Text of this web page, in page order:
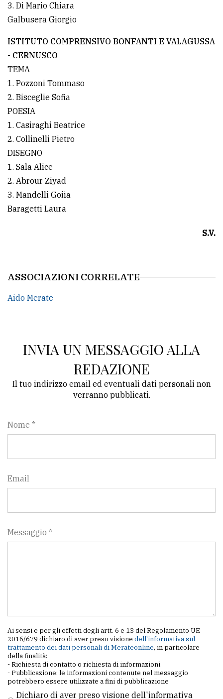
3. Di Mario Chiara
Galbusera Giorgio
ISTITUTO COMPRENSIVO BONFANTI E VALAGUSSA
- CERNUSCO
TEMA
1. Pozzoni Tommaso
2. Bisceglie Sofia
POESIA
1. Casiraghi Beatrice
2. Collinelli Pietro
DISEGNO
1. Sala Alice
2. Abrour Ziyad
3. Mandelli Goiia
Baragetti Laura
S.V.
ASSOCIAZIONI CORRELATE
Aido Merate
INVIA UN MESSAGGIO ALLA
REDAZIONE
Il tuo indirizzo email ed eventuali dati personali non
verranno pubblicati.
Nome *
Email
Messaggio *
Ai sensi e per gli effetti degli artt. 6 e 13 del Regolamento UE
2016/679 dichiaro di aver preso visione dell'informativa sul
trattamento dei dati personali di Merateonline, in particolare
della finalità:
- Richiesta di contatto o richiesta di informazioni
- Pubblicazione: le informazioni contenute nel messaggio
potrebbero essere utilizzate a fini di pubblicazione
Dichiaro di aver preso visione dell'informativa